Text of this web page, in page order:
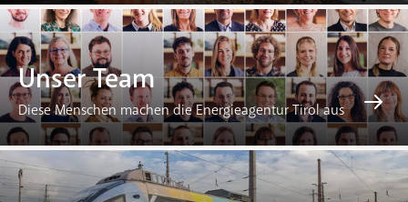
Unser Team
Diese Menschen machen die Energieagentur Tirol aus